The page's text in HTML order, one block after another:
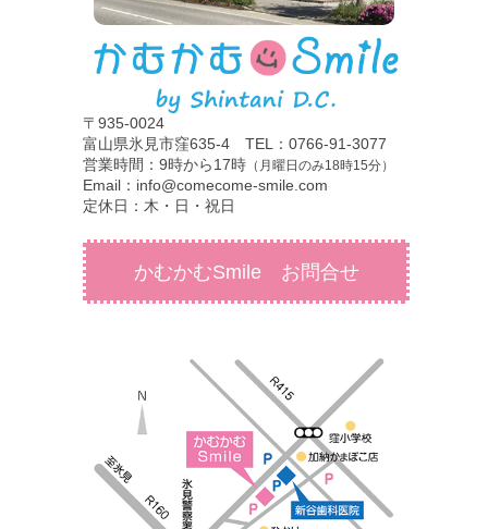
〒935-0024
富山県氷見市窪635-4 TEL：0766-91-3077
営業時間：9時から17時 （月曜日のみ18時15分）
Email：info@comecome-smile.com
定休日：木・日・祝日
かむかむSmile お問合せ